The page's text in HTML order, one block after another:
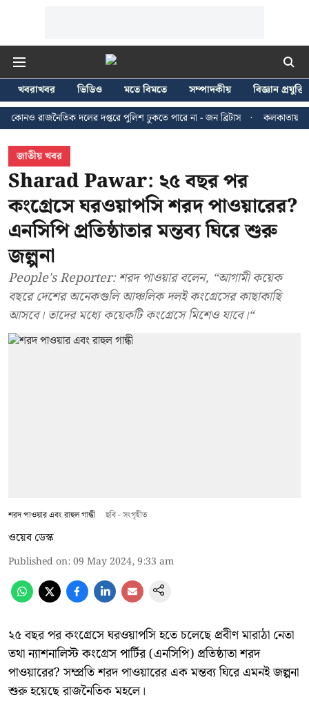
খবরাখবর ভিডিও মতে বিমতে সম্পাদকীয়
বিজ্ঞান প্রযুক্তি
দলের দপ্তরে পুলিশ ঢুকতে পারে না - জন ব্রিটাস
কলকাতায় ২৪ জুলাইয়ের
জাতীয় খবর
Sharad Pawar: ২৫ বছর পর
কংগ্রেসে ঘরওয়াপসি শরদ পাওয়ারের?
এনসিপি প্রতিষ্ঠাতার মন্তব্য ঘিরে শুরু
জল্পনা
People's Reporter: শরদ পাওয়ার বলেন, “আগামী কয়েক
বছরে দেশের অনেকগুলি আঞ্চলিক দলই কংগ্রেসের কাছাকাছি
আসবে। তাদের মধ্যে কয়েকটি কংগ্রেসে মিশেও যাবে।“
শরদ পাওয়ার এবং রাহুল গান্ধী ছবি - সংগৃহীত
ওয়েব ডেস্ক
Published on:09 May 2024, 9:33 am
২৫ বছর পর কংগ্রেসে ঘরওয়াপসি হতে চলেছে প্রবীণ মারাঠা নেতা
তথা ন্যাশনালিস্ট কংগ্রেস পার্টির (এনসিপি) প্রতিষ্ঠাতা শরদ
পাওয়ারের? সম্প্রতি শরদ পাওয়ারের এক মন্তব্য ঘিরে এমনই জল্পনা
শুরু হয়েছে রাজনৈতিক মহলে।